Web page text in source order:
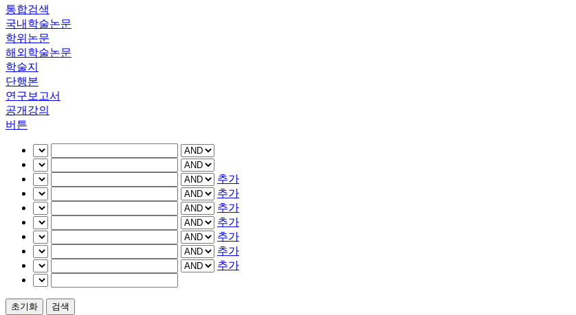
통합검색
국내학술논문
학위논문
해외학술논문
학술지
단행본
연구보고서
공개강의
버튼
추가
추가
추가
추가
추가
추가
추가